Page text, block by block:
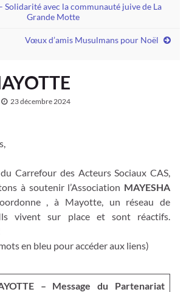
Solidarité avec la communauté juive de La
Grande Motte
Vœux d’amis Musulmans pour Noël
23 décembre 2024
Carrefour des Acteurs Sociaux CAS,
à soutenir l’Association MAYESHA
, à Mayotte, un réseau de
vivent sur place et sont réactifs.
en bleu pour accéder aux liens)
– Message du Partenariat